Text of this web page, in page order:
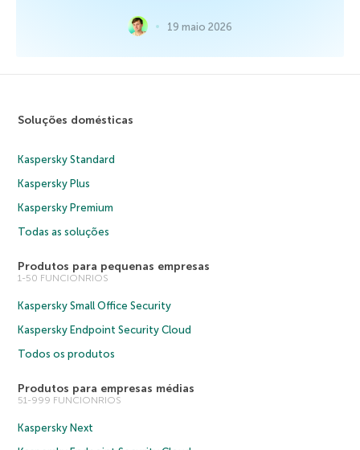
19 maio 2026
Soluções domésticas
Kaspersky Standard
Kaspersky Plus
Kaspersky Premium
Todas as soluções
Produtos para pequenas empresas
1-50 FUNCIONRIOS
Kaspersky Small Office Security
Kaspersky Endpoint Security Cloud
Todos os produtos
Produtos para empresas médias
51-999 FUNCIONRIOS
Kaspersky Next